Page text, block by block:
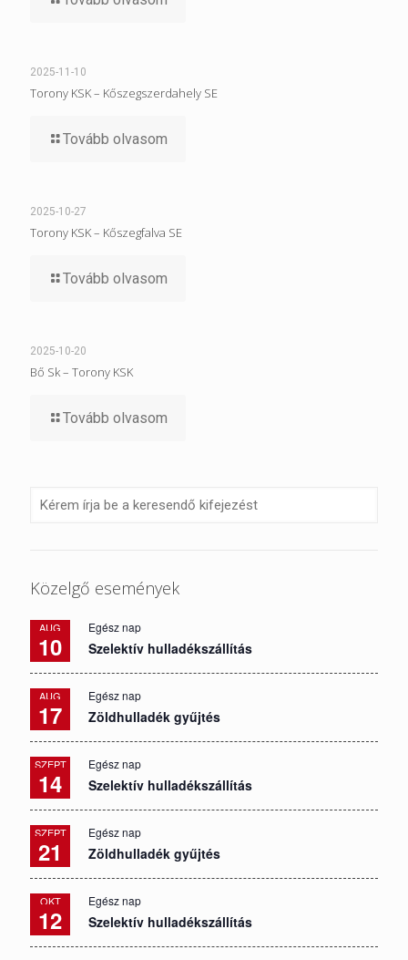
2025-11-10
Torony KSK – Kőszegszerdahely SE
Tovább olvasom
2025-10-27
Torony KSK – Kőszegfalva SE
Tovább olvasom
2025-10-20
Bő Sk – Torony KSK
Tovább olvasom
Közelgő események
AUG
10
Egész nap
Szelektív hulladékszállítás
AUG
17
Egész nap
Zöldhulladék gyűjtés
SZEPT
14
Egész nap
Szelektív hulladékszállítás
SZEPT
21
Egész nap
Zöldhulladék gyűjtés
OKT
12
Egész nap
Szelektív hulladékszállítás